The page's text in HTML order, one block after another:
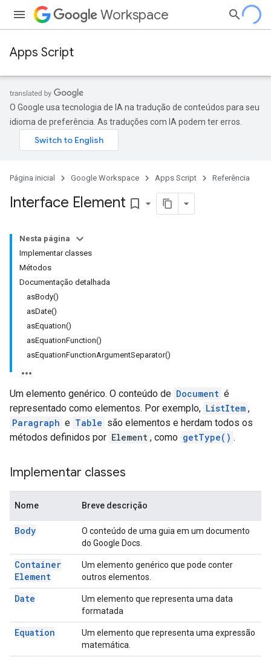
Workspace
Apps Script
O Google usa tecnologia de IA na tradução de conteúdos para seu
idioma de preferência. As traduções com IA podem ter erros.
Página inicial Google Workspace Apps Script Referência
Interface Element bookmark_border
Nesta página
Implementar classes
Métodos
Documentação detalhada
asBody()
asDate()
asEquation()
asEquationFunction()
asEquationFunctionArgumentSeparator()
Um elemento genérico. O conteúdo de Document é
representado como elementos. Por exemplo, ListItem ,
Paragraph e Table são elementos e herdam todos os
métodos definidos por Element , como getType() .
Implementar classes
Nome Breve descrição
Body
O conteúdo de uma guia em um documento
do Google Docs.
Container
Element
Um elemento genérico que pode conter
outros elementos.
Date
Um elemento que representa uma data
formatada
Equation
Um elemento que representa uma expressão
matemática.